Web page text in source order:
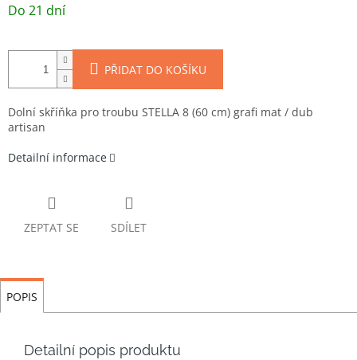
cena:
Do 21 dní
PŘIDAT DO KOŠÍKU
Dolní skříňka pro troubu STELLA 8 (60 cm) grafi mat / dub
artisan
Detailní informace
ZEPTAT SE SDÍLET
POPIS
Detailní popis produktu